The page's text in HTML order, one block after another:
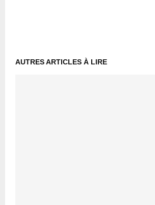
AUTRES ARTICLES À LIRE